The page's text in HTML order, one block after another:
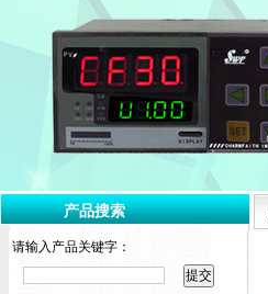
产品搜索
请输入产品关键字：